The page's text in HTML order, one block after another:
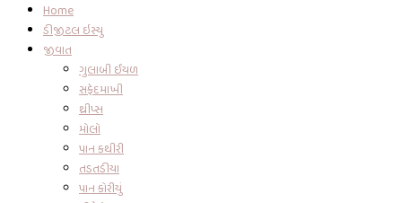
Home
ડીજીટલ ઇસ્યુ
જીવાત
ગુલાબી ઈયળ
સફેદમાખી
થ્રીપ્સ
મોલો
પાન કથીરી
તડતડીયા
પાન કોરીયું